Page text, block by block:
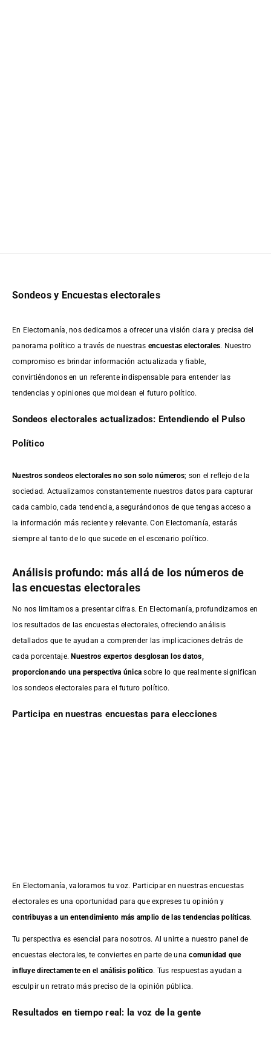
Sondeos y Encuestas electorales
En Electomanía, nos dedicamos a ofrecer una visión clara y precisa del
panorama político a través de nuestras encuestas electorales. Nuestro
compromiso es brindar información actualizada y fiable,
convirtiéndonos en un referente indispensable para entender las
tendencias y opiniones que moldean el futuro político.
Sondeos electorales actualizados: Entendiendo el Pulso
Político
Nuestros sondeos electorales no son solo números; son el reflejo de la
sociedad. Actualizamos constantemente nuestros datos para capturar
cada cambio, cada tendencia, asegurándonos de que tengas acceso a
la información más reciente y relevante. Con Electomanía, estarás
siempre al tanto de lo que sucede en el escenario político.
Análisis profundo: más allá de los números de
las encuestas electorales
No nos limitamos a presentar cifras. En Electomanía, profundizamos en
los resultados de las encuestas electorales, ofreciendo análisis
detallados que te ayudan a comprender las implicaciones detrás de
cada porcentaje.Nuestros expertos desglosan los datos,
proporcionando una perspectiva única sobre lo que realmente significan
los sondeos electorales para el futuro político.
Participa en nuestras encuestas para elecciones
En Electomanía, valoramos tu voz. Participar en nuestras encuestas
electorales es una oportunidad para que expreses tu opinión y
contribuyas a un entendimiento más amplio de las tendencias políticas.
Tu perspectiva es esencial para nosotros. Al unirte a nuestro panel de
encuestas electorales, te conviertes en parte de unacomunidad que
influye directamente en el análisis político. Tus respuestas ayudan a
esculpir un retrato más preciso de la opinión pública.
Resultados en tiempo real: la voz de la gente